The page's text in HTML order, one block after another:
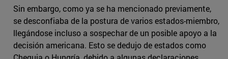
Sin embargo, como ya se ha mencionado previamente,
se desconfiaba de la postura de varios estados-miembro,
llegándose incluso a sospechar de un posible apoyo a la
decisión americana. Esto se dedujo de estados como